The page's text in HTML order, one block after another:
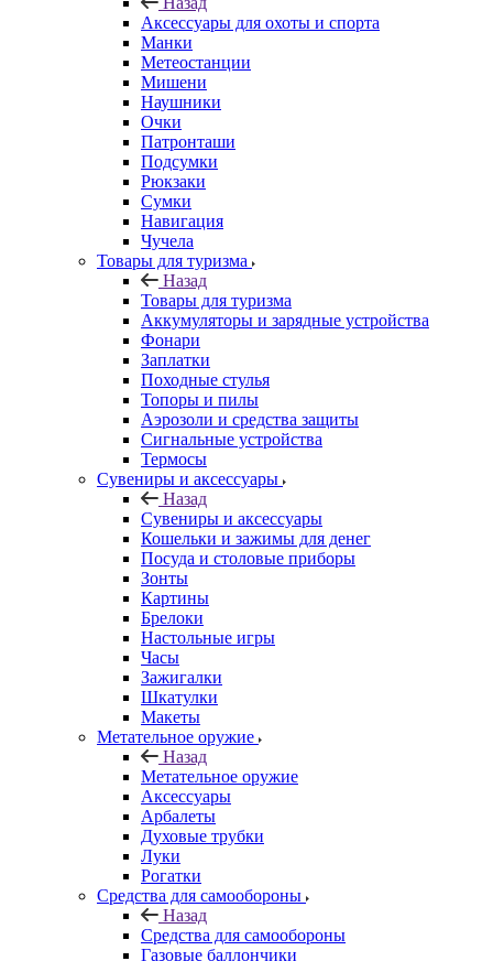
Аксессуары для охоты и спорта
Манки
Метеостанции
Мишени
Наушники
Очки
Патронташи
Подсумки
Рюкзаки
Сумки
Навигация
Чучела
Товары для туризма
Назад
Товары для туризма
Аккумуляторы и зарядные устройства
Фонари
Заплатки
Походные стулья
Топоры и пилы
Аэрозоли и средства защиты
Сигнальные устройства
Термосы
Сувениры и аксессуары
Назад
Сувениры и аксессуары
Кошельки и зажимы для денег
Посуда и столовые приборы
Зонты
Картины
Брелоки
Настольные игры
Часы
Зажигалки
Шкатулки
Макеты
Метательное оружие
Назад
Метательное оружие
Аксессуары
Арбалеты
Духовые трубки
Луки
Рогатки
Средства для самообороны
Назад
Средства для самообороны
Газовые баллончики